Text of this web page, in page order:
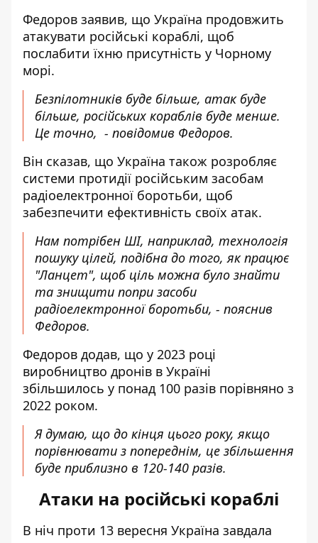
Федоров заявив, що Україна продовжить
атакувати російські кораблі, щоб
послабити їхню присутність у Чорному
морі.
Безпілотників буде більше, атак буде
більше, російських кораблів буде менше.
Це точно, - повідомив Федоров.
Він сказав, що Україна також розробляє
системи протидії російським засобам
радіоелектронної боротьби, щоб
забезпечити ефективність своїх атак.
Нам потрібен ШІ, наприклад, технологія
пошуку цілей, подібна до того, як працює
"Ланцет", щоб ціль можна було знайти
та знищити попри засоби
радіоелектронної боротьби, - пояснив
Федоров.
Федоров додав, що у 2023 році
виробництво дронів в Україні
збільшилось у понад 100 разів порівняно з
2022 роком.
Я думаю, що до кінця цього року, якщо
порівнювати з попереднім, це збільшення
буде приблизно в 120-140 разів.
Атаки на російські кораблі
В ніч проти 13 вересня Україна завдала